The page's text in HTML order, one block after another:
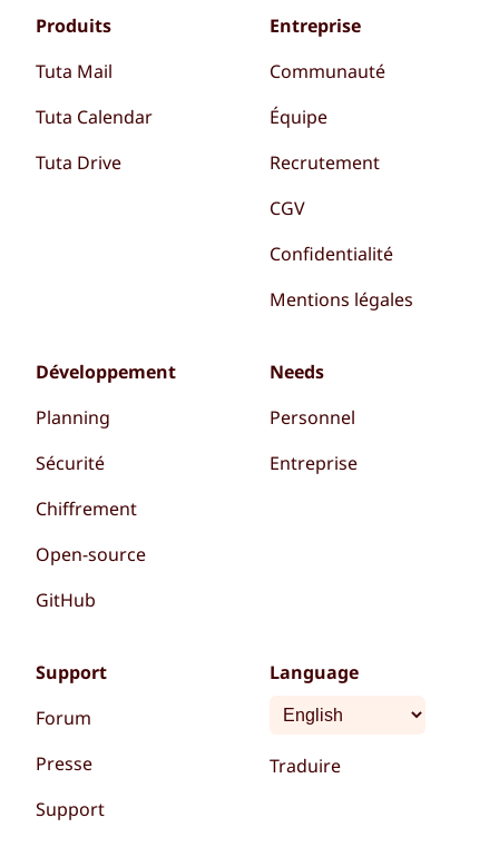
Produits
Tuta Mail
Tuta Calendar
Tuta Drive
Entreprise
Communauté
Équipe
Recrutement
CGV
Confidentialité
Mentions légales
Développement
Planning
Sécurité
Chiffrement
Open-source
GitHub
Needs
Personnel
Entreprise
Support
Forum
Presse
Support
Language
Traduire